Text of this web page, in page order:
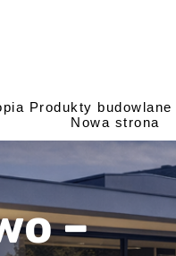
Produkty
Nowa strona
–